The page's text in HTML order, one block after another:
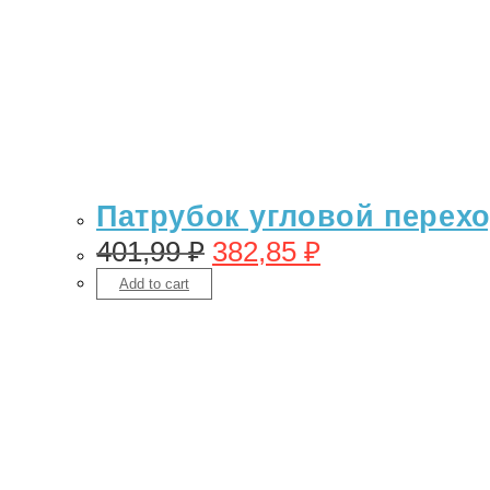
Патрубок угловой
401,99₽ 382,85 ₽
Add to cart